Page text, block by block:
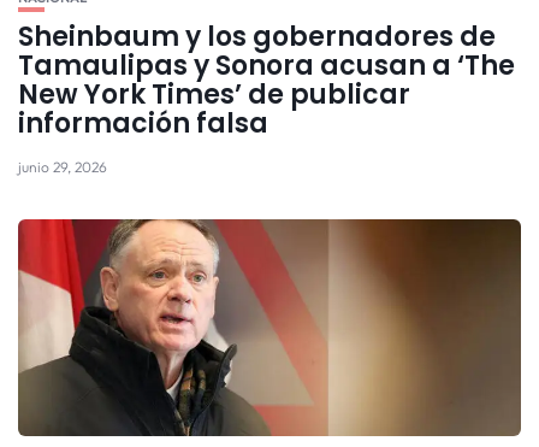
Sheinbaum y los gobernadores de
Tamaulipas y Sonora acusan a ‘The
New York Times’ de publicar
información falsa
junio 29, 2026